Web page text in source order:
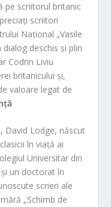
pe scriitorul britanic
scriitori
Național „Vasile
deschis și plin
Codrin Liviu
britanicului și,
valoare legat de
David Lodge, născut
în viață ai
Universitar din
un doctorat în
scrieri ale
„Schimb de